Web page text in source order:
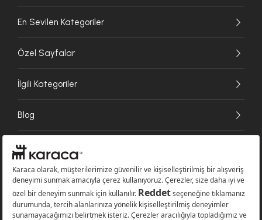
En Sevilen Kategoriler
Özel Sayfalar
İlgili Kategoriler
Blog
Ödeme